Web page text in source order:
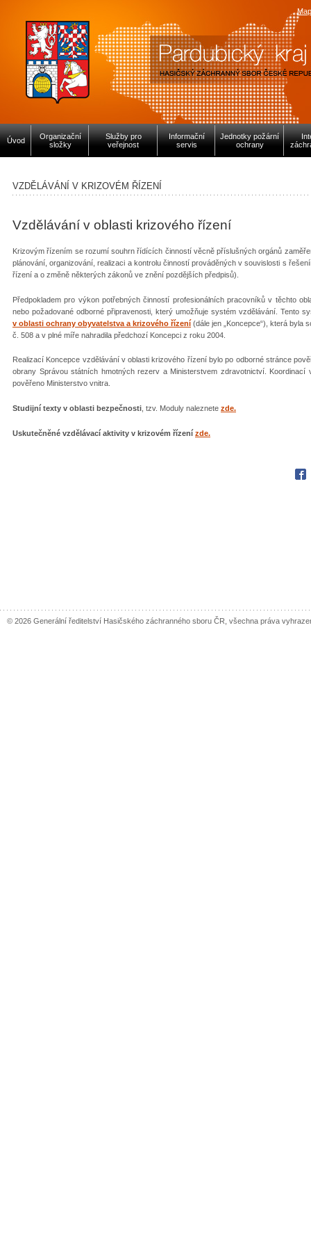
Úvod
Organizační
složky
Služby pro
veřejnost
Informační
servis
Jednotky požární
ochrany
VZDĚLÁVÁNÍ V KRIZOVÉM ŘÍZENÍ
Vzdělávání v oblasti krizového řízení
Krizovým řízením se rozumí souhrn řídících činností věcně příslušných orgánů
plánování, organizování, realizaci a kontrolu činností prováděných v souvislosti s
řízení a o změně některých zákonů ve znění pozdějších předpisů).
Předpokladem pro výkon potřebných činností profesionálních pracovníků v těchto
nebo požadované odborné připravenosti, který umožňuje systém vzdělávání. Tento
v oblasti ochrany obyvatelstva a krizového řízení (dále jen „Koncepce“), která byla
č. 508 a v plné míře nahradila předchozí Koncepci z roku 2004.
Realizací Koncepce vzdělávání v oblasti krizového řízení bylo po odborné stránce
obrany Správou státních hmotných rezerv a Ministerstvem zdravotnictví.
pověřeno Ministerstvo vnitra.
Studijní texty v oblasti bezpečnosti , tzv. Moduly naleznete zde.
Uskutečněné vzdělávací aktivity v krizovém řízení zde.
© 2026 Generální ředitelství Hasičského záchranného sboru ČR, všechna práva